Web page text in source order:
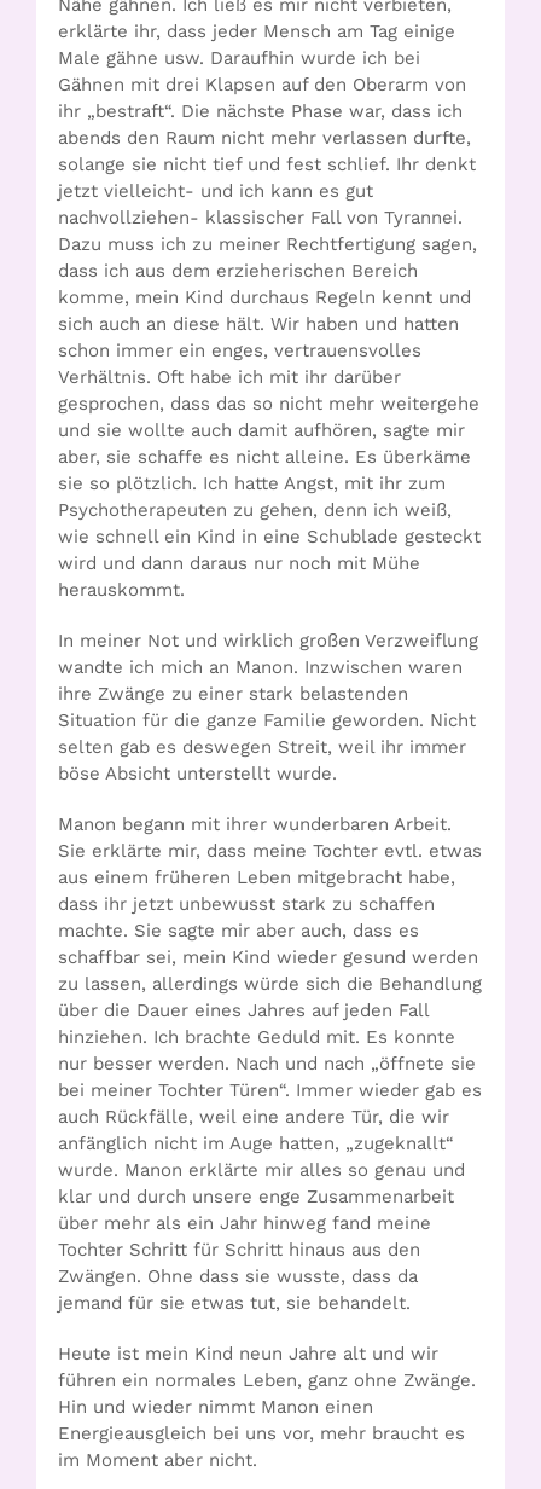
Nähe gähnen. Ich ließ es mir nicht verbieten,
erklärte ihr, dass jeder Mensch am Tag einige
Male gähne usw. Daraufhin wurde ich bei
Gähnen mit drei Klapsen auf den Oberarm von
ihr „bestraft“. Die nächste Phase war, dass ich
abends den Raum nicht mehr verlassen durfte,
solange sie nicht tief und fest schlief. Ihr denkt
jetzt vielleicht- und ich kann es gut
nachvollziehen- klassischer Fall von Tyrannei.
Dazu muss ich zu meiner Rechtfertigung sagen,
dass ich aus dem erzieherischen Bereich
komme, mein Kind durchaus Regeln kennt und
sich auch an diese hält. Wir haben und hatten
schon immer ein enges, vertrauensvolles
Verhältnis. Oft habe ich mit ihr darüber
gesprochen, dass das so nicht mehr weitergehe
und sie wollte auch damit aufhören, sagte mir
aber, sie schaffe es nicht alleine. Es überkäme
sie so plötzlich. Ich hatte Angst, mit ihr zum
Psychotherapeuten zu gehen, denn ich weiß,
wie schnell ein Kind in eine Schublade gesteckt
wird und dann daraus nur noch mit Mühe
herauskommt.
In meiner Not und wirklich großen Verzweiflung
wandte ich mich an Manon. Inzwischen waren
ihre Zwänge zu einer stark belastenden
Situation für die ganze Familie geworden. Nicht
selten gab es deswegen Streit, weil ihr immer
böse Absicht unterstellt wurde.
Manon begann mit ihrer wunderbaren Arbeit.
Sie erklärte mir, dass meine Tochter evtl. etwas
aus einem früheren Leben mitgebracht habe,
dass ihr jetzt unbewusst stark zu schaffen
machte. Sie sagte mir aber auch, dass es
schaffbar sei, mein Kind wieder gesund werden
zu lassen, allerdings würde sich die Behandlung
über die Dauer eines Jahres auf jeden Fall
hinziehen. Ich brachte Geduld mit. Es konnte
nur besser werden. Nach und nach „öffnete sie
bei meiner Tochter Türen“. Immer wieder gab es
auch Rückfälle, weil eine andere Tür, die wir
anfänglich nicht im Auge hatten, „zugeknallt“
wurde. Manon erklärte mir alles so genau und
klar und durch unsere enge Zusammenarbeit
über mehr als ein Jahr hinweg fand meine
Tochter Schritt für Schritt hinaus aus den
Zwängen. Ohne dass sie wusste, dass da
jemand für sie etwas tut, sie behandelt.
Heute ist mein Kind neun Jahre alt und wir
führen ein normales Leben, ganz ohne Zwänge.
Hin und wieder nimmt Manon einen
Energieausgleich bei uns vor, mehr braucht es
im Moment aber nicht.